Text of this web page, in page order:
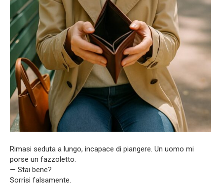
Rimasi seduta a lungo, incapace di piangere. Un uomo mi
porse un fazzoletto.
— Stai bene?
Sorrisi falsamente.